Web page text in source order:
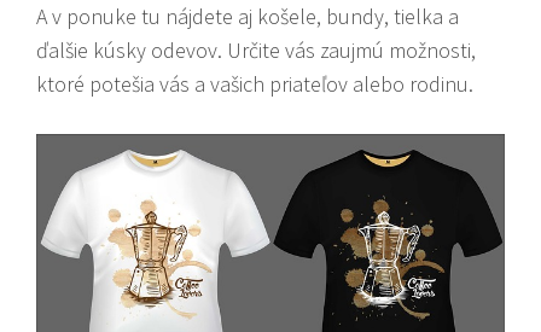
A v ponuke tu nájdete aj košele, bundy, tielka a
ďalšie kúsky odevov. Určite vás zaujmú možnosti,
ktoré potešia vás a vašich priateľov alebo rodinu.